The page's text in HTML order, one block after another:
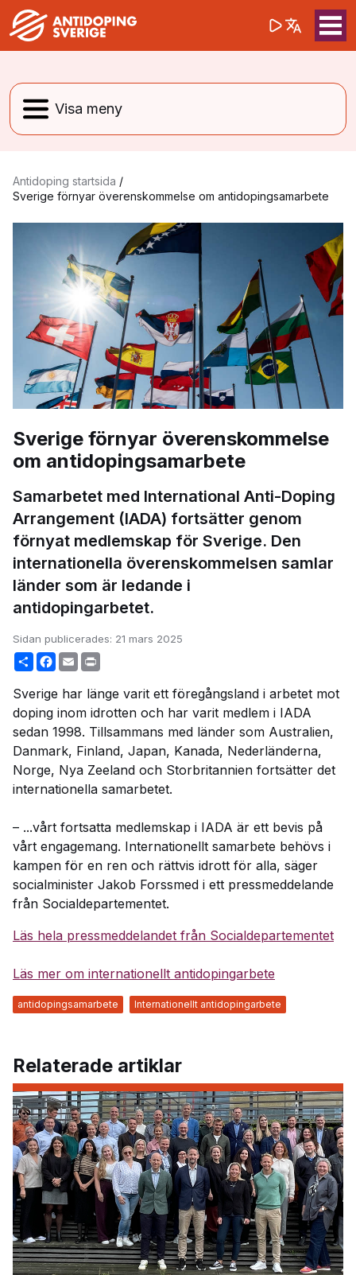
Sök på(opens in a
Antidoping startsida /
Sverige förnyar överenskommelse om antidopingsamarbete
Sverige förnyar överenskommelse
om antidopingsamarbete
Samarbetet med International Anti-Doping
Arrangement (IADA) fortsätter genom
förnyat medlemskap för Sverige. Den
internationella överenskommelsen samlar
länder som är ledande i
antidopingarbetet.
Sidan publicerades: 21 mars 2025
ShareFacebook
Email
Sverige har länge varit ett föregångsland i arbetet mot
doping inom idrotten och har varit medlem i IADA
sedan 1998. Tillsammans med länder som Australien,
Danmark, Finland, Japan, Kanada, Nederländerna,
Norge, Nya Zeeland och Storbritannien fortsätter det
internationella samarbetet.
– ...vårt fortsatta medlemskap i IADA är ett bevis på
vårt engagemang. Internationellt samarbete behövs i
kampen för en ren och rättvis idrott för alla, säger
socialminister Jakob Forssmed i ett pressmeddelande
från Socialdepartementet.
Läs hela pressmeddelandet från Socialdepartementet
Läs mer om internationellt antidopingarbete
antidopingsamarbete Internationellt antidopingarbete
Relaterade artiklar